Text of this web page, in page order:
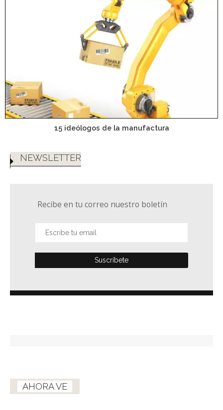
15 ideólogos de la manufactura
NEWSLETTER
Recibe en tu correo nuestro boletín
AHORA VE